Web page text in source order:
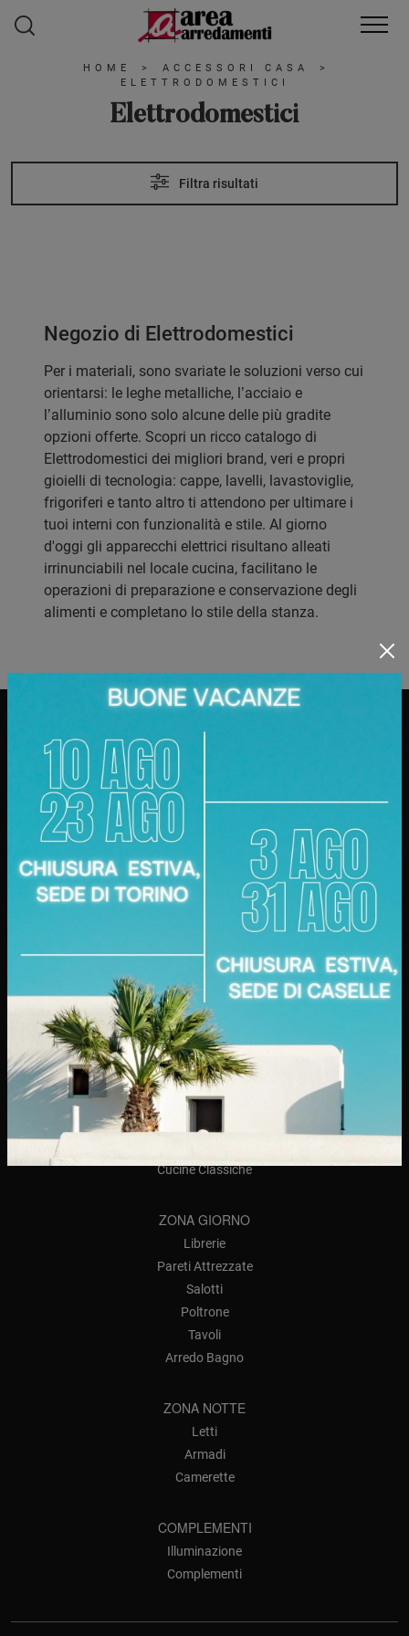
HOME > ACCESSORI CASA
>
ELETTRODOMESTICI
Elettrodomestici
Filtra risultati
Negozio di Elettrodomestici
Per i materiali, sono svariate le soluzioni verso cui
orientarsi: le leghe metalliche, l’acciaio e
l’alluminio sono solo alcune delle più gradite
opzioni offerte. Scopri un ricco catalogo di
Elettrodomestici dei migliori brand, veri e propri
gioielli di tecnologia: cappe, lavelli, lavastoviglie,
frigoriferi e tanto altro ti attendono per ultimare i
tuoi interni con funzionalità e stile. Al giorno
d'oggi gli apparecchi elettrici risultano alleati
irrinunciabili nel locale cucina, facilitano le
operazioni di preparazione e conservazione degli
alimenti e completano lo stile della stanza.
Punto Vendita
Corso Racconigi, 134
10141 - Torino (TO)
Tel.+39 011-377191
Fabbrica e Punto Vendita
Via delle Fabbriche, 20
10072 - Caselle (TO)
Tel.+39 011-8170952
AZIENDA
Chi Siamo
Realizzazioni
Contatti
Cucine Classiche
ZONA GIORNO
Librerie
Pareti Attrezzate
Salotti
Poltrone
Tavoli
Arredo Bagno
ZONA NOTTE
Letti
Armadi
Camerette
COMPLEMENTI
Illuminazione
Complementi